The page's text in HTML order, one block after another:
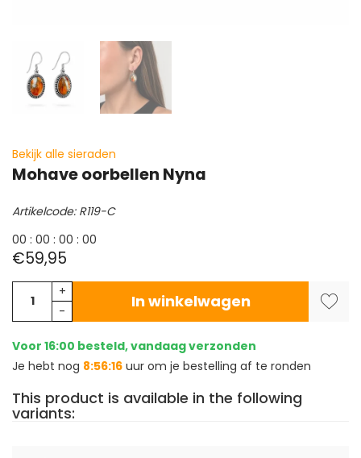
Bekijk alle sieraden
Mohave oorbellen Nyna
Artikelcode: R119-C
00 : 00 : 00 : 00
€59,95
+
-
In winkelwagen
Voor 16:00 besteld, vandaag verzonden
Je hebt nog 8:56:16 uur om je bestelling af te ronden
This product is available in the following
variants: